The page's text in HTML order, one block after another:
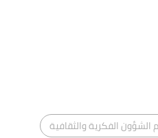
الفكرية والثقافية